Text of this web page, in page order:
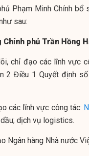
Phạm Minh Chính
sau:
phủ Trần Hồng
chỉ đạo các lĩnh vực
2 Điều 1 Quyết định số
các lĩnh vực công tác:
dịch vụ logistics.
Ngân hàng Nhà nước